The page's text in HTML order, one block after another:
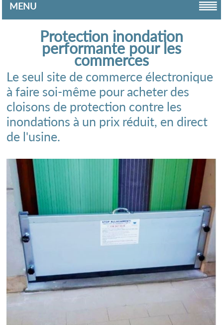
MENU
Protection inondation
performante pour les
commerces
Le seul site de commerce électronique
à faire soi-même pour acheter des
cloisons de protection contre les
inondations à un prix réduit, en direct
de l'usine.